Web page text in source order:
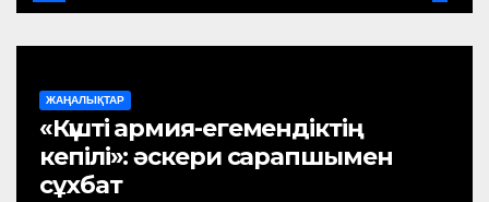
ЖАҢАЛЫҚТАР
«Күшті армия-егемендіктің
кепілі»: әскери сарапшымен
сұхбат